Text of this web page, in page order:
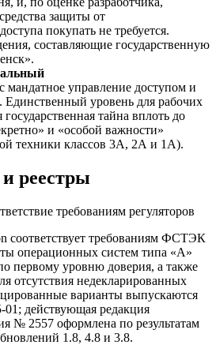
защиты от
покупать не требуется.
составляющие государственную
управление доступом и
Единственный уровень для рабочих
государственная тайна вплоть до
и «особой важности»
техники классов 3А, 2А и 1А).
реестры
требованиям регуляторов
соответствует требованиям ФСТЭК
операционных систем типа «А»
первому уровню доверия, а также
отсутствия недекларированных
варианты выпускаются
действующая редакция
№ 2557 оформлена по результатам
1.8, 4.8 и 3.8.